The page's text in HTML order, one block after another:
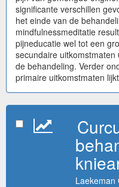
significante verschillen
het einde van de
mindfulnessmeditatie
pijneducatie wel tot een
secundaire
de behandeling. Verder
primaire uitkomstmaten
Laekeman